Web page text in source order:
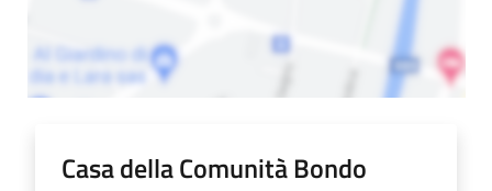
Casa della Comunità Bondo